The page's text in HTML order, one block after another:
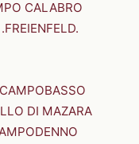
CALABRO
CAMPOBASSO
DI MAZARA